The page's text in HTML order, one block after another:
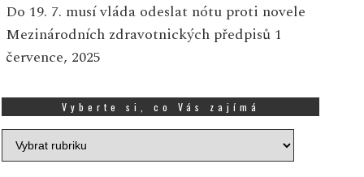
Brno, 2. září 2024 – Dnes míří
do lavic prvních tříd přes 100
000 dětí. Přestože zní číslo
množství...Více
Tak už to začalo! Ptáte
No přece letošní
mí...Více
Do 19. 7. musí vláda odeslat nótu proti novele
Mezinárodních zdravotnických předpisů 1
července, 2025
Vyberte si, co Vás zajímá
Vyberte
si,